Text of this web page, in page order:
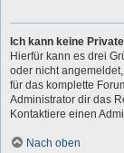
Ich kann keine
Hierfür kann es drei
oder nicht
für das komplette
Administrator dir das
Kontaktiere einen
Nach oben